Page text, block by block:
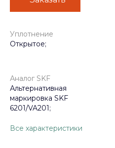
Уплотнение
Открытое;
Аналог SKF
Альтернативная
маркировка SKF
6201/VA201;
Все характеристики